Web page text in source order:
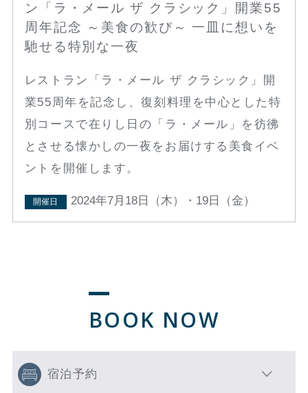
ン「ラ・メール ザ クラシック」開業55
周年記念 ～美食の歓び～ 一皿に想いを
馳せる特別な一夜
レストラン「ラ・メール ザ クラシック」開
業55周年を記念し、復刻料理を中心とした特
別コースで在りし日の「ラ・メール」を彷彿
とさせる懐かしの一夜をお届けする美食イベ
ントを開催します。
開催日 2024年7月18日（木）・19日（金）
BOOK NOW
宿泊予約